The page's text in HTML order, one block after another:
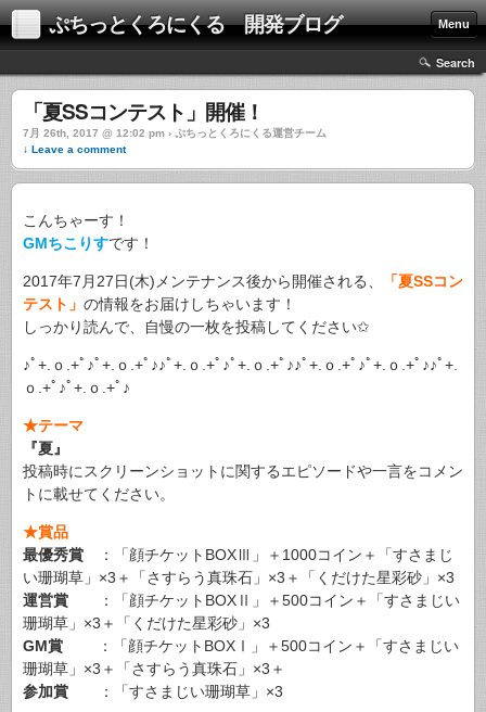
ぷちっとくろにくる 開発ブログ Menu
Search
「夏SSコンテスト」開催！
7月 26th, 2017 @ 12:02 pm › ぷちっとくろにくる運営チーム
↓ Leave a comment
こんちゃーす！
GMちこりすです！
2017年7月27日(木)メンテナンス後から開催される、
「夏SSコン
テスト」 の情報をお届けしちゃいます！
しっかり読んで、自慢の一枚を投稿してください✩
♪ﾟ+.ｏ.+ﾟ♪ﾟ+.ｏ.+ﾟ♪♪ﾟ+.ｏ.+ﾟ♪ﾟ+.ｏ.+ﾟ♪♪ﾟ+.ｏ.+ﾟ♪ﾟ+.ｏ.+ﾟ♪♪ﾟ+.
ｏ.+ﾟ♪ﾟ+.ｏ.+ﾟ♪
★テーマ
『夏』
投稿時にスクリーンショットに関するエピソードや一言をコメン
トに載せてください。
★賞品
最優秀賞
：「顔チケットBOXⅢ」＋1000コイン＋「すさまじ
い珊瑚草」×3＋「さすらう真珠石」×3＋「くだけた星彩砂」×3
運営賞 ：「顔チケットBOXⅡ」＋500コイン＋「すさまじい
珊瑚草」×3＋「くだけた星彩砂」×3
GM賞
：「顔チケットBOXⅠ」＋500コイン＋「すさまじい
珊瑚草」×3＋「さすらう真珠石」×3＋
参加賞 ：「すさまじい珊瑚草」×3